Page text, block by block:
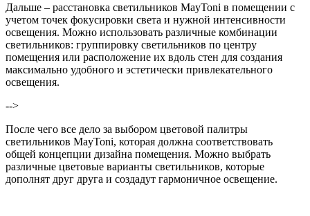
Дальше – расстановка светильников MayToni в помещении с
учетом точек фокусировки света и нужной интенсивности
освещения. Можно использовать различные комбинации
светильников: группировку светильников по центру
помещения или расположение их вдоль стен для создания
максимально удобного и эстетически привлекательного
освещения.
-->
После чего все дело за выбором цветовой палитры
светильников MayToni, которая должна соответствовать
общей концепции дизайна помещения. Можно выбрать
различные цветовые варианты светильников, которые
дополнят друг друга и создадут гармоничное освещение.